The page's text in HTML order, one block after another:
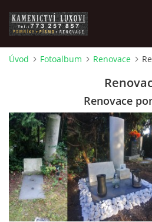
ČIŠTĚNÍ, BROUŠENÍ A RENOVACE
PÍSMO, PÍSKOVÁNÍ,
POMNÍKOVÉ DOPLŇKY
Úvod Fotoalbum Renovace
Renovace